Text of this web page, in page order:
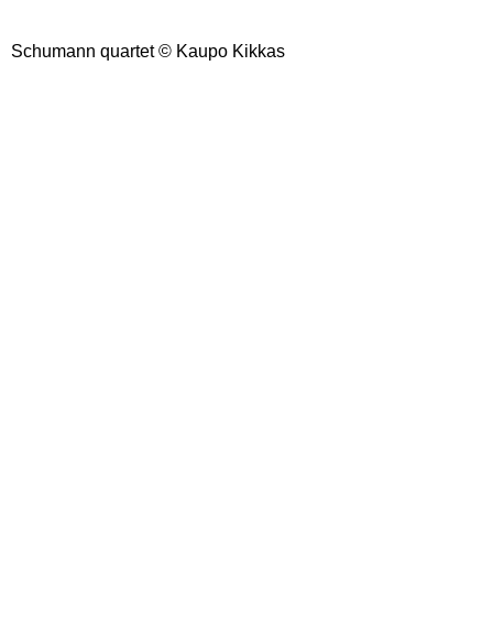
Schumann quartet © Kaupo Kikkas